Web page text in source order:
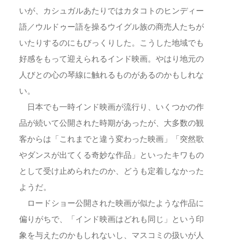
いが、カシュガルあたりではカタコトのヒンディー
語／ウルドゥー語を操るウイグル族の商売人たちが
いたりするのにもびっくりした。こうした地域でも
好感をもって迎えられるインド映画。やはり地元の
人びとの心の琴線に触れるものがあるのかもしれな
い。
日本でも一時インド映画が流行り、いくつかの作
品が続いて公開された時期があったが、大多数の観
客からは「これまでと違う変わった映画」「突然歌
やダンスが出てくる奇妙な作品」といったキワもの
として受け止められたのか、どうも定着しなかった
ようだ。
ロードショー公開された映画が似たような作品に
偏りがちで、「インド映画はどれも同じ」という印
象を与えたのかもしれないし、マスコミの扱いが人